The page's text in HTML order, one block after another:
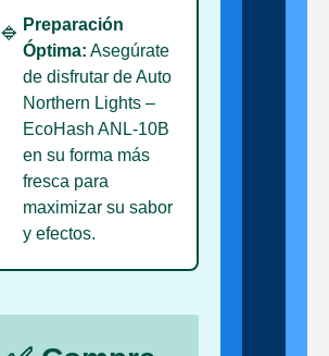
🔹 Preparación
Óptima: Asegúrate
de disfrutar de Auto
Northern Lights –
EcoHash ANL-10B
en su forma más
fresca para
maximizar su sabor
y efectos.